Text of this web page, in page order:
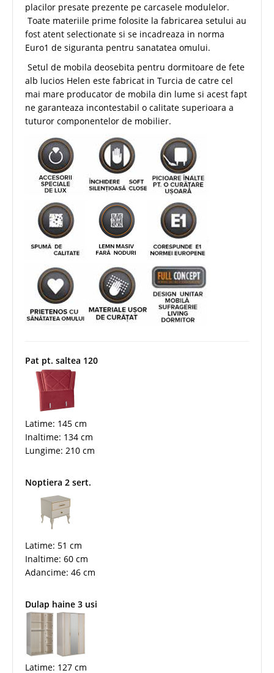
placilor presate prezente pe carcasele modulelor.
Toate materiile prime folosite la fabricarea setului au
fost atent selectionate si se incadreaza in norma
Euro1 de siguranta pentru sanatatea omului.
Setul de mobila deosebita pentru dormitoare de fete
alb lucios Helen este fabricat in Turcia de catre cel
mai mare producator de mobila din lume si acest fapt
ne garanteaza incontestabil o calitate superioara a
tuturor componentelor de mobilier.
Pat pt. saltea 120
Latime: 145 cm
Inaltime: 134 cm
Lungime: 210 cm
Noptiera 2 sert.
Latime: 51 cm
Inaltime: 60 cm
Adancime: 46 cm
Dulap haine 3 usi
Latime: 127 cm